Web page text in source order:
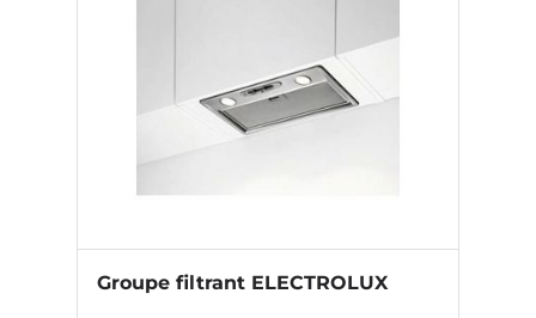
Groupe filtrant ELECTROLUX